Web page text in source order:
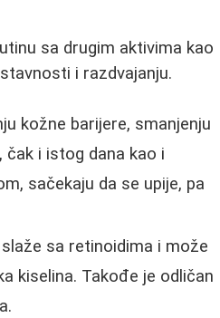
sa drugim aktivima kao
i razdvajanju.
kožne barijere, smanjenju
i istog dana kao i
sačekaju da se upije, pa
sa retinoidima i može
kiselina. Takođe je odličan